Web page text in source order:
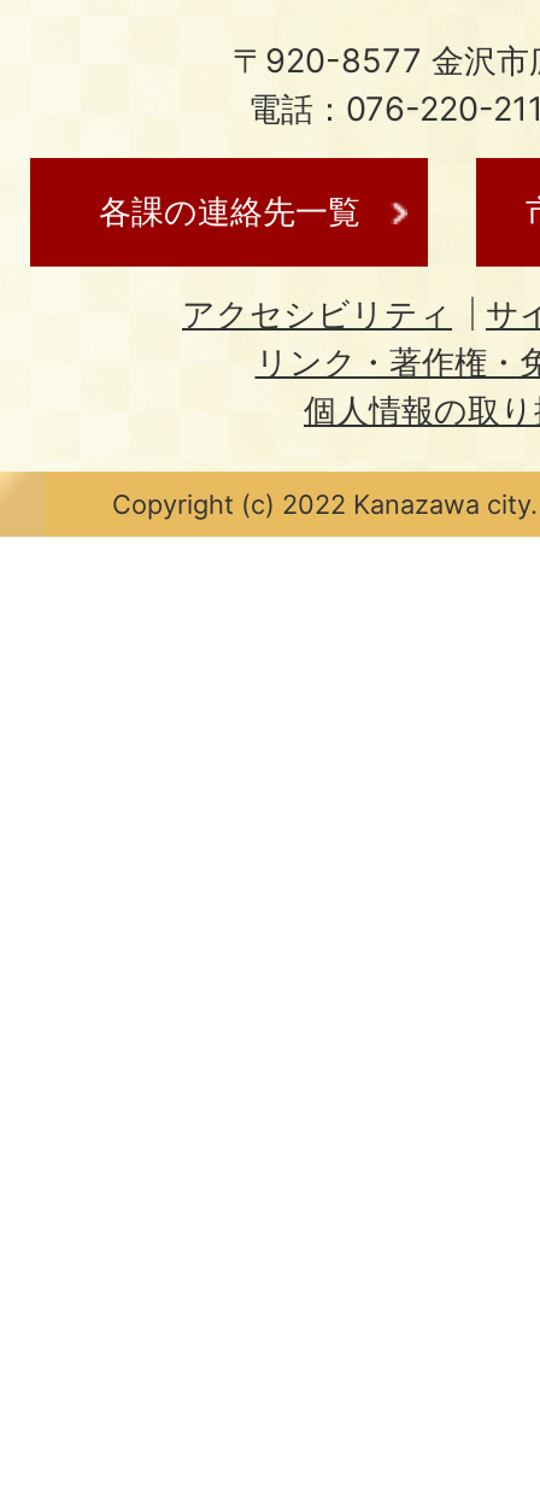
〒920-8577 金沢市
電話：076-220-
各課の連絡先一覧
アクセシビリティ
サ
リンク・著作権・
個人情報の取
Copyright (c) 2022 Kanazawa